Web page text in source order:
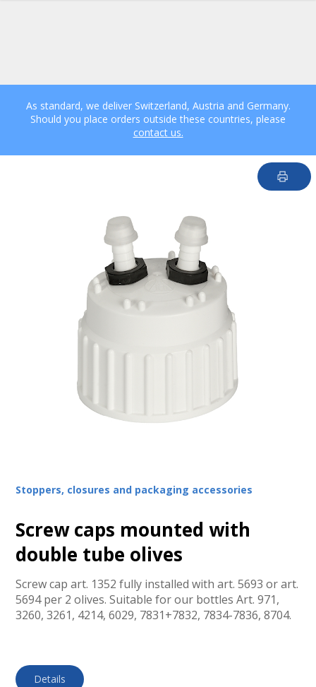
As standard, we deliver Switzerland, Austria and Germany.
Should you place orders outside these countries, please
contact us.
Stoppers, closures and packaging accessories
Screw caps mounted with
double tube olives
Screw cap art. 1352 fully installed with art. 5693 or art.
5694 per 2 olives. Suitable for our bottles Art. 971,
3260, 3261, 4214, 6029, 7831+7832, 7834-7836, 8704.
Details